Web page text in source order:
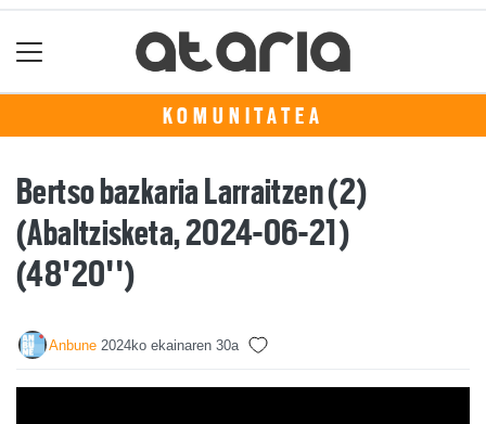
KOMUNITATEA
Bertso bazkaria Larraitzen (2)
(Abaltzisketa, 2024-06-21)
(48'20'')
Anbune 2024ko ekainaren 30a